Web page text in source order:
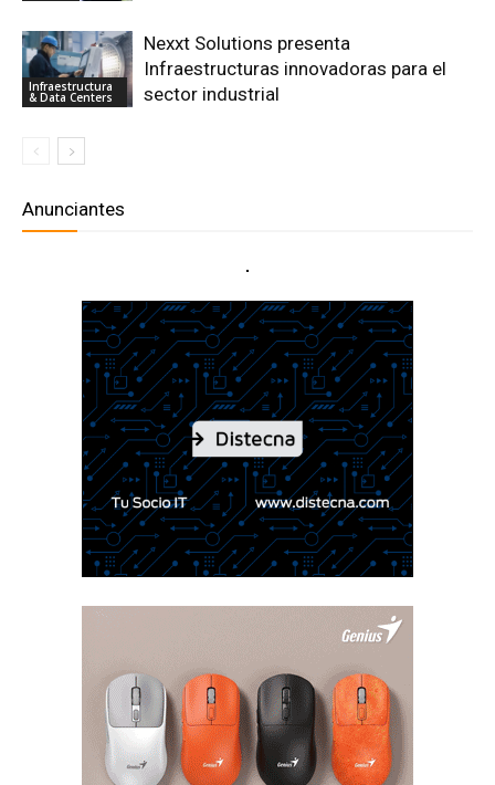
Infraestructura
& Data Centers
Nexxt Solutions presenta
Infraestructuras innovadoras para el
sector industrial
Anunciantes